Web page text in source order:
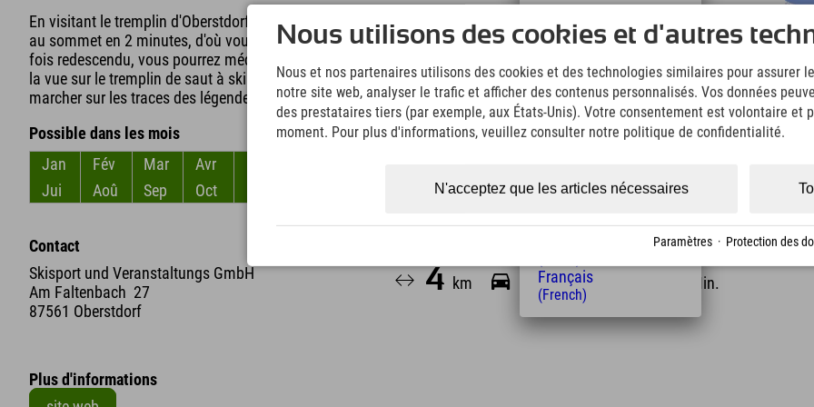
En visitant le tremplin d'Oberstdorf, vous marcherez sur les traces des athlètes. Le funiculaire vous emmène
au sommet en 2 minutes, d'où vous profiterez d'une vue imprenable sur Oberstdorf et les Alpes de l'Allgäu. Une
fois redescendu, vous pourrez méditer sur vos impressions depuis la terrasse de l'Erdinger Sportalp et admirer
la vue sur le tremplin de saut à ski. Si le saut à ski vous intéresse, pourquoi ne pas réserver une visite guidée et
marcher sur les traces des légendes de ce sport ?
Possible dans les mois
Jan
Fév Mar Avr
Jui
Aoû Sep Oct
Contact
Skisport und Veranstaltungs GmbH
Am Faltenbach 27
87561 Oberstdorf
4 km 10 Min. Min.
Plus d'informations
Nous utilisons des cookies et d'autres
Nous et nos partenaires utilisons des cookies et des technologies similaires pour assurer
notre site web, analyser le trafic et afficher des contenus personnalisés. Vos données
des prestataires tiers (par exemple, aux États-Unis). Votre consentement est volontaire et
moment. Pour plus d'informations, veuillez consulter notre politique de confidentialité.
N'acceptez que les articles nécessaires
Paramètres · Protection des
Deutsch
(German)
(English)
Italiano
(Italian)
Čeština
(Polish)
(Hungarian)
Français
(French)